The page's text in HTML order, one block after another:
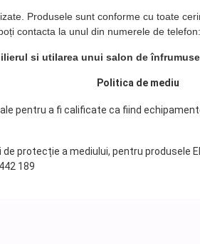
Produsele sunt conforme cu toate
contacta la unul din numerele de telefon:
si utilarea unui salon de
Politica de mediu
pentru a fi calificate ca fiind
protecție a mediului, pentru produsele
189